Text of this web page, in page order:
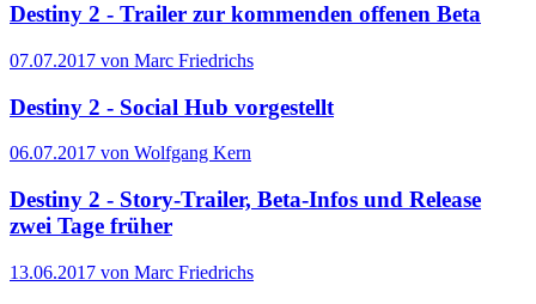
Destiny 2 - Trailer zur kommenden offenen Beta
07.07.2017 von Marc Friedrichs
Destiny 2 - Social Hub vorgestellt
06.07.2017 von Wolfgang Kern
Destiny 2 - Story-Trailer, Beta-Infos und Release
zwei Tage früher
13.06.2017 von Marc Friedrichs